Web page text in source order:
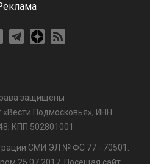
защищены
Подмосковья», ИНН
КПП 502801001
СМИ ЭЛ № ФС 77 - 70501.